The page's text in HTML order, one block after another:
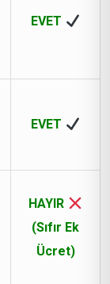
EVET
EVET
HAYIR
(Sıfır Ek
Ücret)